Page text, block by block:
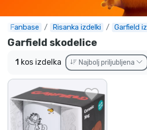
Fanbase Risanka izdelki Garfield
Garfield skodelice
1 kos izdelka Najbolj priljubljena
Ekspresna dostava
Prednaročila
Outlet izdelki
Dostava in plačilo
Tv serijske izdelki